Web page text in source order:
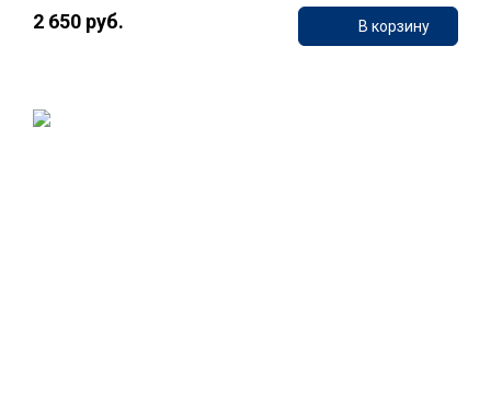
2 650 руб. В корзину